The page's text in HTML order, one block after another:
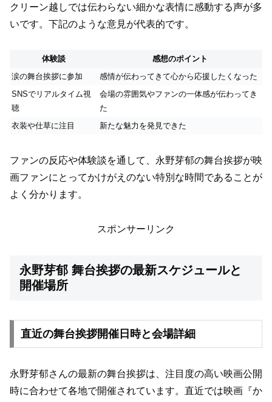
クリーン越しでは伝わらない細かな表情に感動する声が多
いです。下記のような意見が代表的です。
体験談
感想のポイント
涙の舞台挨拶に参加
感情が伝わってきて心から応援したくなった
SNSでリアルタイム視
聴
会場の雰囲気やファンの一体感が伝わってき
た
衣装や仕草に注目
新たな魅力を発見できた
ファンの反応や体験談を通して、永野芽郁の舞台挨拶が映
画ファンにとってかけがえのない特別な時間であることが
よく分かります。
スポンサーリンク
永野芽郁 舞台挨拶の最新スケジュールと
開催場所
直近の舞台挨拶開催日時と会場詳細
永野芽郁さんの最新の舞台挨拶は、注目度の高い映画公開
時に合わせて各地で開催されています。直近では映画『か